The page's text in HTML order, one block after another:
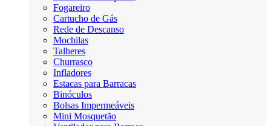
Fogareiro
Cartucho de Gás
Rede de Descanso
Mochilas
Talheres
Churrasco
Infladores
Estacas para Barracas
Binóculos
Bolsas Impermeáveis
Mini Mosquetão